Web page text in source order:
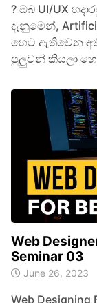
? ඔබ UI/UX
දැනුමෙන්,
හෙට ඇතිවෙන
පුලුවන් කියලා
Web
Seminar 03
June 26, 2023
Web